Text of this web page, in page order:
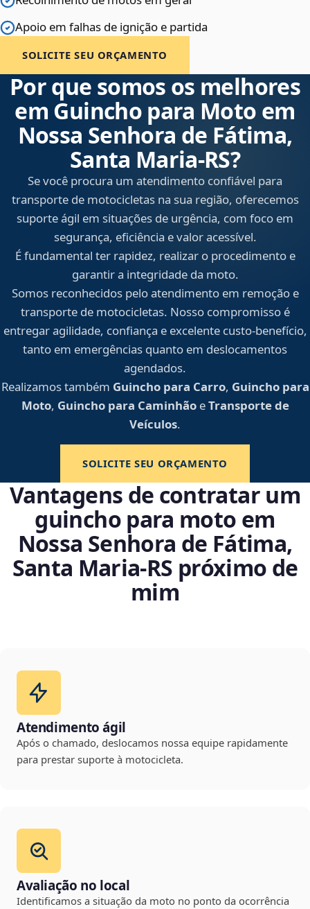
Apoio em falhas de ignição e partida
SOLICITE SEU ORÇAMENTO
Por que somos os melhores
em Guincho para Moto em
Nossa Senhora de Fátima,
Santa Maria‑RS?
Se você procura um atendimento confiável para
transporte de motocicletas na sua região, oferecemos
suporte ágil em situações de urgência, com foco em
segurança, eficiência e valor acessível.
É fundamental ter rapidez, realizar o procedimento e
garantir a integridade da moto.
Somos reconhecidos pelo atendimento em remoção e
transporte de motocicletas. Nosso compromisso é
entregar agilidade, confiança e excelente custo-benefício,
tanto em emergências quanto em deslocamentos
agendados.
Realizamos também Guincho para Carro, Guincho para
Moto, Guincho para CaminhãoeTransporte de
Veículos.
SOLICITE SEU ORÇAMENTO
Vantagens de contratar um
guincho para moto em
Nossa Senhora de Fátima,
Santa Maria‑RS próximo de
mim
Atendimento ágil
Após o chamado, deslocamos nossa equipe rapidamente
para prestar suporte à motocicleta.
Avaliação no local
Identificamos a situação da moto no ponto da ocorrência